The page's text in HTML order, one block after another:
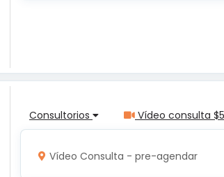
Consultorios Vídeo consulta
Vídeo Consulta - pre-agendar